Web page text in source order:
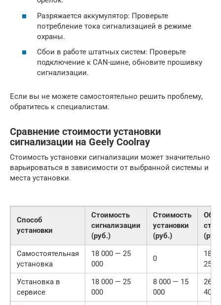
Разряжается аккумулятор: Проверьте
потребление тока сигнализацией в режиме
охраны.
Сбои в работе штатных систем: Проверьте
подключение к CAN-шине, обновите прошивку
сигнализации.
Если вы не можете самостоятельно решить проблему,
обратитесь к специалистам.
Сравнение стоимости установки
сигнализации на Geely Coolray
Стоимость установки сигнализации может значительно
варьироваться в зависимости от выбранной системы и
места установки.
Способ
установки
Стоимость
сигнализации
(руб.)
Стоимость
установки
(руб.)
Самостоятельная
установка
18 000 — 25
000
0
18
25
Установка в
сервисе
18 000 — 25
000
8 000 — 15
000
26
40